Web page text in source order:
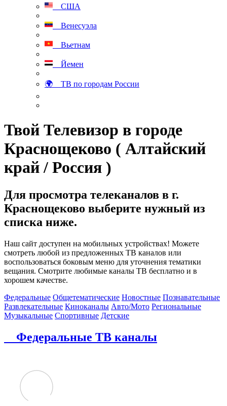
США
Венесуэла
Вьетнам
Йемен
🌍 ТВ по городам России
Твой Телевизор в городе
Краснощеково ( Алтайский
край / Россия )
Для просмотра телеканалов в г.
Краснощеково выберите нужный из
списка ниже.
Наш сайт доступен на мобильных устройствах! Можете
смотреть любой из предложенных ТВ каналов или
воспользоваться боковым меню для уточнения тематики
вещания. Смотрите любимые каналы ТВ бесплатно и в
хорошем качестве.
Федеральные Общетематические Новостные Познавательные
Развлекательные Киноканалы Авто/Мото Региональные
Музыкальные Спортивные Детские
Федеральные ТВ каналы